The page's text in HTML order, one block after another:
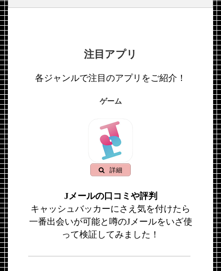
注目アプリ
各ジャンルで注目のアプリをご紹介！
ゲーム
詳細
Jメールの口コミや評判
キャッシュバッカーにさえ気を付けたら
一番出会いが可能と噂のJメールをいざ使
って検証してみました！